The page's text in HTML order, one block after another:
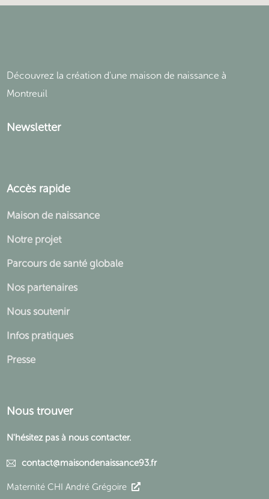
Découvrez la création d'une maison de naissance à
Montreuil
Newsletter
Accès rapide
Maison de naissance
Notre projet
Parcours de santé globale
Nos partenaires
Nous soutenir
Infos pratiques
Presse
Nous trouver
N'hésitez pas à nous contacter.
contact@maisondenaissance93.fr
Maternité CHI André Grégoire